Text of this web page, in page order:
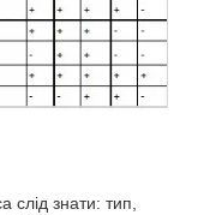
слід знати: тип,